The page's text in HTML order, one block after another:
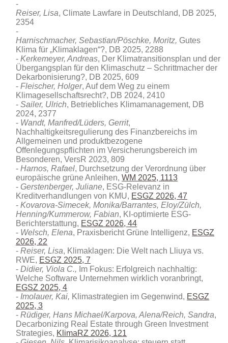
Reiser, Lisa, Climate Lawfare in Deutschland, DB 2025,
2354
Harnischmacher, Sebastian/Pöschke, Moritz, Gutes
Klima für „Klimaklagen“?, DB 2025, 2288
Kerkemeyer, Andreas, Der Klimatransitionsplan und der
Übergangsplan für den Klimaschutz – Schrittmacher der
Dekarbonisierung?, DB 2025, 609
Fleischer, Holger, Auf dem Weg zu einem
Klimagesellschaftsrecht?, DB 2024, 2410
Sailer, Ulrich, Betriebliches Klimamanagement, DB
2024, 2377
Wandt, Manfred/Lüders, Gerrit,
Nachhaltigkeitsregulierung des Finanzbereichs im
Allgemeinen und produktbezogene
Offenlegungspflichten im Versicherungsbereich im
Besonderen, VersR 2023, 809
Harnos, Rafael, Durchsetzung der Verordnung über
europäische grüne Anleihen,WM 2025, 1113
Gerstenberger, Juliane, ESG-Relevanz in
Kreditverhandlungen von KMU, ESGZ 2026, 47
Kovarova-Simecek, Monika/Barrantes, Eloy/Zülch,
Henning/Kummerow, Fabian, KI-optimierte ESG-
Berichterstattung, ESGZ 2026, 44
Welsch, Elena, Praxisbericht Grüne Intelligenz, ESGZ
2026, 22
Reiser, Lisa, Klimaklagen: Die Welt nach Lliuya vs.
RWE, ESGZ 2025, 7
Didier, Viola C., Im Fokus: Erfolgreich nachhaltig:
Welche Software Unternehmen wirklich voranbringt,
EGSZ 2025, 4
Imolauer, Kai, Klimastrategien im Gegenwind, ESGZ
2025, 3
Rüdiger, Hans Michael/Karpova, Alena/Reich, Sandra,
Decarbonizing Real Estate through Green Investment
Strategies, KlimaRZ 2026, 121